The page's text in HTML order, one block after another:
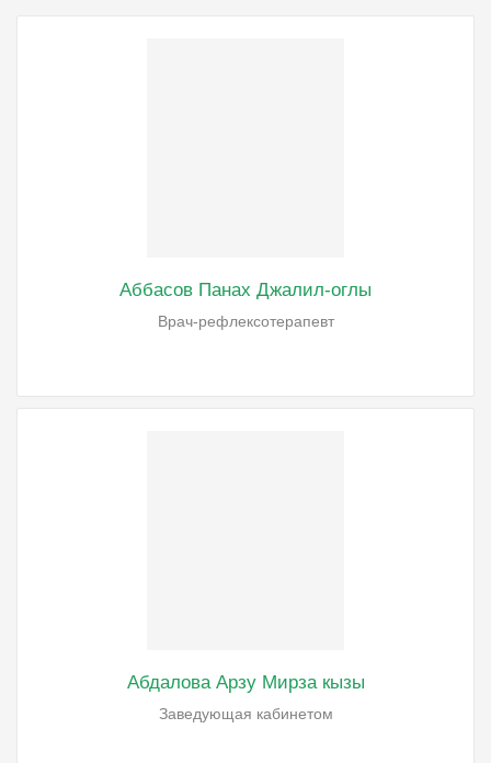
Аббасов Панах Джалил-оглы
Врач-рефлексотерапевт
Абдалова Арзу Мирза кызы
Заведующая кабинетом